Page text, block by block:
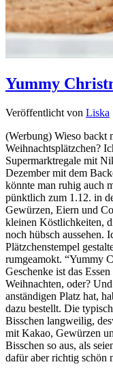
Yummy
Veröffentlicht von Liska
(Werbung) Wieso backt
Weihnachtsplätzchen?
Supermarktregale mit
Dezember mit dem
könnte man ruhig auch
pünktlich zum 1.12. in
Gewürzen, Eiern und
kleinen Köstlichkeiten,
noch hübsch aussehen.
Plätzchenstempel
rumgeamokt. “Yummy
Geschenke ist das
Weihnachten, oder?
anständigen Platz hat,
dazu bestellt. Die
Bisschen langweilig,
mit Kakao, Gewürzen
Bisschen so aus, als
dafür aber richtig schön